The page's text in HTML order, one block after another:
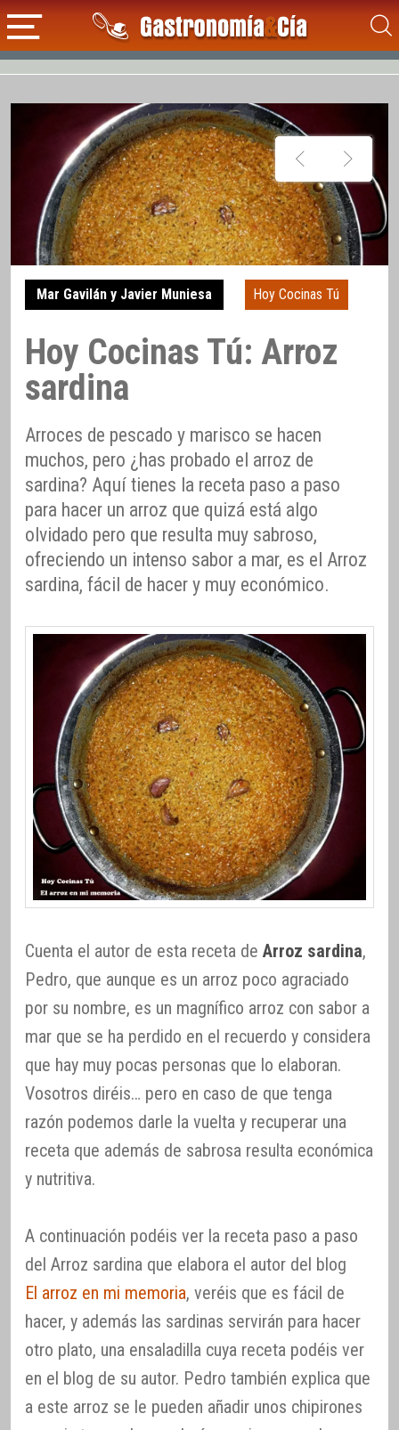
Mar Gavilán y Javier Muniesa Hoy Cocinas Tú
Hoy Cocinas Tú: Arroz
sardina
Arroces de pescado y marisco se hacen
muchos, pero ¿has probado el arroz de
sardina? Aquí tienes la receta paso a paso
para hacer un arroz que quizá está algo
olvidado pero que resulta muy sabroso,
ofreciendo un intenso sabor a mar, es el Arroz
sardina, fácil de hacer y muy económico.
Cuenta el autor de esta receta de Arroz sardina,
Pedro, que aunque es un arroz poco agraciado
por su nombre, es un magnífico arroz con sabor a
mar que se ha perdido en el recuerdo y considera
que hay muy pocas personas que lo elaboran.
Vosotros diréis… pero en caso de que tenga
razón podemos darle la vuelta y recuperar una
receta que además de sabrosa resulta económica
y nutritiva.
A continuación podéis ver la receta paso a paso
del Arroz sardina que elabora el autor del blog
El arroz en mi memoria, veréis que es fácil de
hacer, y además las sardinas servirán para hacer
otro plato, una ensaladilla cuya receta podéis ver
en el blog de su autor. Pedro también explica que
a este arroz se le pueden añadir unos chipirones